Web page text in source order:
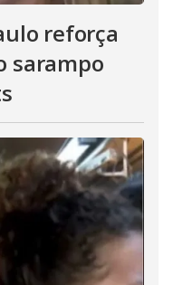
reforça
sarampo